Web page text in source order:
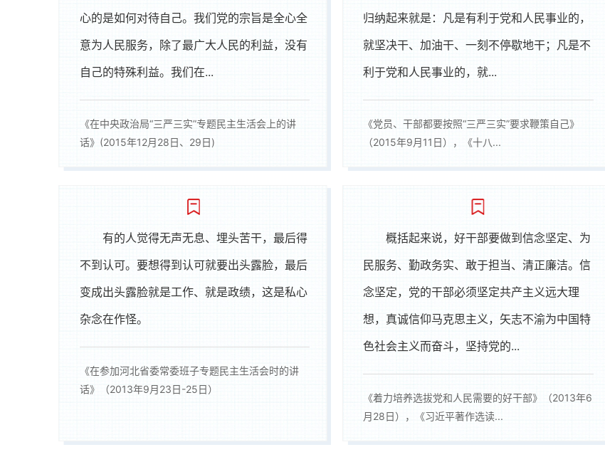
心的是如何对待自己。我们党的宗旨是全心全
意为人民服务，除了最广大人民的利益，没有
自己的特殊利益。我们在...
《在中央政治局“三严三实”专题民主生活会上的讲
话》(2015年12月28日、29日)
归纳起来就是：凡是有利于党和人民事业的，
就坚决干、加油干、一刻不停歇地干；凡是不
利于党和人民事业的，就...
《党员、干部都要按照“三严三实”要求鞭策自己》
（2015年9月11日），《十八...
有的人觉得无声无息、埋头苦干，最后得
不到认可。要想得到认可就要出头露脸，最后
变成出头露脸就是工作、就是政绩，这是私心
杂念在作怪。
《在参加河北省委常委班子专题民主生活会时的讲
话》（2013年9月23日-25日）
概括起来说，好干部要做到信念坚定、为
民服务、勤政务实、敢于担当、清正廉洁。信
念坚定，党的干部必须坚定共产主义远大理
想，真诚信仰马克思主义，矢志不渝为中国特
色社会主义而奋斗，坚持党的...
《着力培养选拔党和人民需要的好干部》（2013年6
月28日），《习近平著作选读...